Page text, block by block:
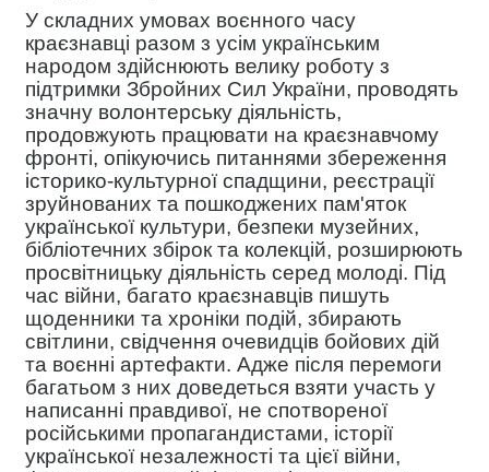
У складних умовах воєнного часу
краєзнавці разом з усім українським
народом здійснюють велику роботу з
підтримки Збройних Сил України, проводять
значну волонтерську діяльність,
продовжують працювати на краєзнавчому
фронті, опікуючись питаннями збереження
історико-культурної спадщини, реєстрації
зруйнованих та пошкоджених пам'яток
української культури, безпеки музейних,
бібліотечних збірок та колекцій, розширюють
просвітницьку діяльність серед молоді. Під
час війни, багато краєзнавців пишуть
щоденники та хроніки подій, збирають
світлини, свідчення очевидців бойових дій
та воєнні артефакти. Адже після перемоги
багатьом з них доведеться взяти участь у
написанні правдивої, не спотвореної
російськими пропагандистами, історії
української незалежності та цієї війни,